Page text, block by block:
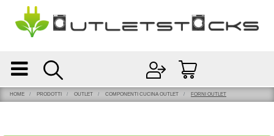
Open menu
HOME PRODOTTI OUTLET COMPONENTI CUCINA OUTLET FORNI OUTLET